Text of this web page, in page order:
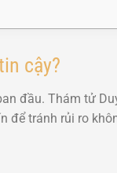
cậy?
đầu. Thám tử
để tránh rủi ro